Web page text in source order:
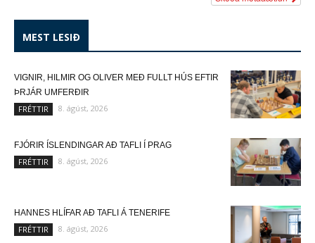
MEST LESIÐ
VIGNIR, HILMIR OG OLIVER MEÐ FULLT HÚS EFTIR
ÞRJÁR UMFERÐIR
FRÉTTIR 8. ágúst, 2026
FJÓRIR ÍSLENDINGAR AÐ TAFLI Í PRAG
FRÉTTIR 8. ágúst, 2026
HANNES HLÍFAR AÐ TAFLI Á TENERIFE
FRÉTTIR 8. ágúst, 2026